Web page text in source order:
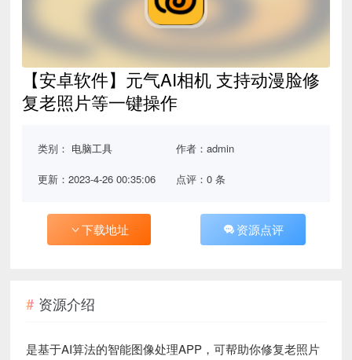
【安卓软件】元气AI相机 支持动漫脸修
复老照片等一键操作
类别： 电脑工具 作者：admin
更新：2023-4-26 00:35:06 点评：0 条
下载地址 资源点评
资源介绍
是基于AI算法的智能图像处理APP，可帮助你修复老照片